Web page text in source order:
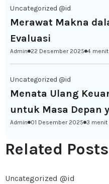
Uncategorized @id
Merawat Makna
Evaluasi
Admin 22 Desember 2025 4
Uncategorized @id
Menata Ulang
untuk Masa Depan
Admin 01 Desember 2025 3 menit
Related Posts
Uncategorized @id